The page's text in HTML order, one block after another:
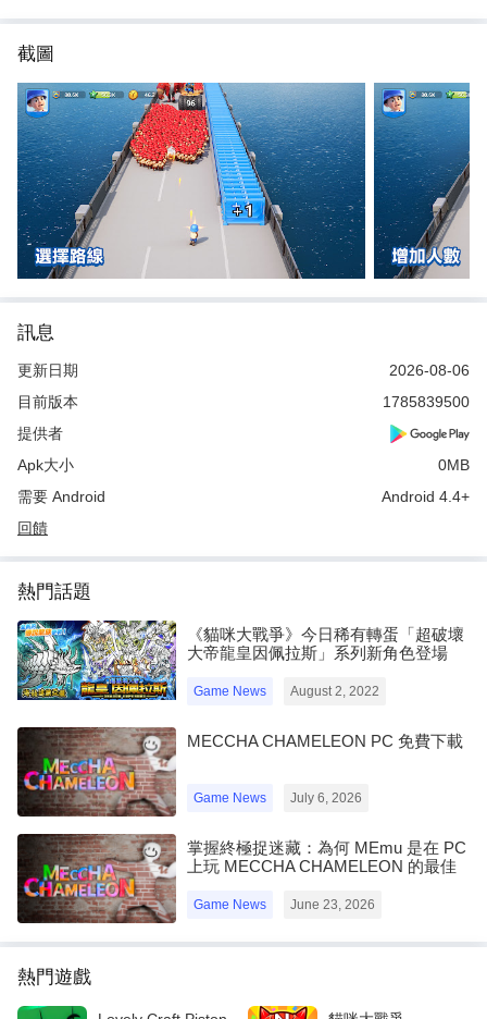
服務。
※ 長時間進行遊戲，請注意使用時間，避免沉迷於遊戲。
代理商資訊：易亨數位行銷有限公司
代理商地址：台灣台北市
截圖
訊息
更新日期
2026-08-06
目前版本
1785839500
提供者
Apk大小
0MB
需要 Android
Android 4.4+
回饋
熱門話題
《貓咪大戰爭》今日稀有轉蛋「超破壞
大帝龍皇因佩拉斯」系列新角色登場
Game News August 2, 2022
MECCHA CHAMELEON PC 免費下載
Game News July 6, 2026
掌握終極捉迷藏：為何 MEmu 是在 PC
上玩 MECCHA CHAMELEON 的最佳
Game News June 23, 2026
熱門遊戲